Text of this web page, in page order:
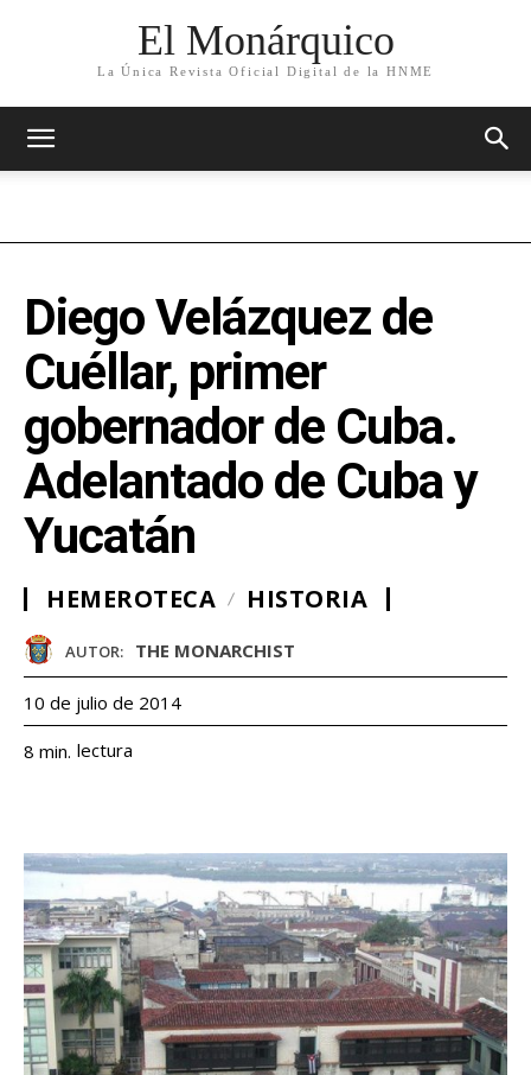
El Monárquico
La Única Revista Oficial Digital de la HNME
Diego Velázquez de
Cuéllar, primer
gobernador de Cuba.
Adelantado de Cuba y
Yucatán
HEMEROTECA HISTORIA
AUTOR: THE MONARCHIST
10 de julio de 2014
8 min. lectura